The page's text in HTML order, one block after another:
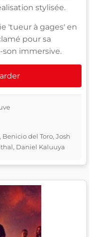
stylisée.
'tueur à gages' en
pour sa
immersive.
del Toro, Josh
Daniel Kaluuya